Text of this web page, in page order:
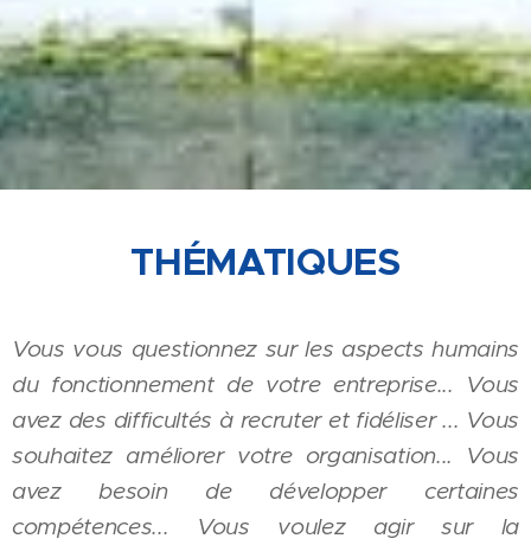
THÉMATIQUES
Vous vous questionnez sur les aspects humains
du fonctionnement de votre entreprise... Vous
avez des difficultés à recruter et fidéliser ... Vous
souhaitez améliorer votre organisation... Vous
avez besoin de développer certaines
compétences... Vous voulez agir sur la